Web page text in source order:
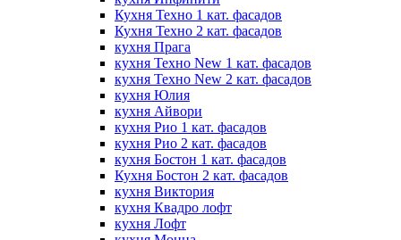
Кухня Техно 1 кат. фасадов
Кухня Техно 2 кат. фасадов
кухня Прага
кухня Техно New 1 кат. фасадов
кухня Техно New 2 кат. фасадов
кухня Юлия
кухня Айвори
кухня Рио 1 кат. фасадов
кухня Рио 2 кат. фасадов
кухня Бостон 1 кат. фасадов
Кухня Бостон 2 кат. фасадов
кухня Виктория
кухня Квадро лофт
кухня Лофт